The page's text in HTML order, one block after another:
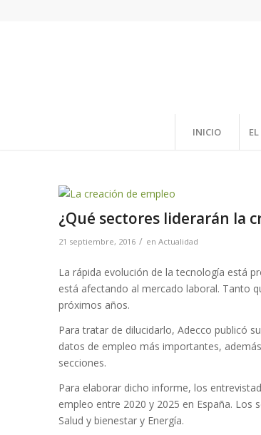
INICIO
¿Qué sectores liderarán la
21 septiembre, 2016 / en Actualidad
La rápida evolución de la tecnología está
está afectando al mercado laboral. Tanto
próximos años.
Para tratar de dilucidarlo, Adecco publicó
datos de empleo más importantes,
secciones.
Para elaborar dicho informe, los
empleo entre 2020 y 2025 en España.
Salud y bienestar y Energía.